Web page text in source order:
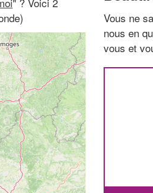
Vous ne
nous en
vous et